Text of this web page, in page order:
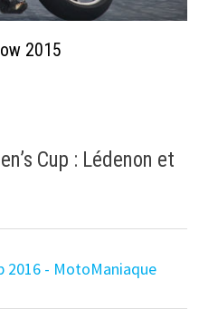
2015
Cup : Lédenon et
2016 - MotoManiaque